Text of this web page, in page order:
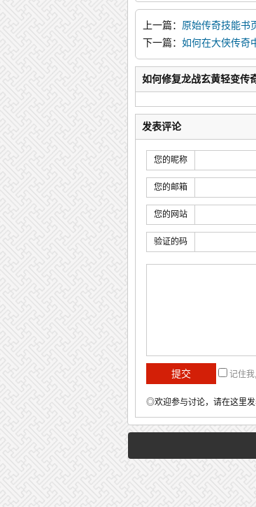
上一篇： 原始传奇技能书
下一篇： 如何在大侠传奇
如何修复龙战玄黄轻变传
发表评论
您的昵称
您的邮箱
您的网站
验证的码
记住
◎欢迎参与讨论，请在这里发